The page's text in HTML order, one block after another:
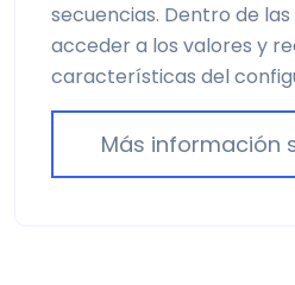
secuencias. Dentro de
acceder a los valores y
características del
Más información